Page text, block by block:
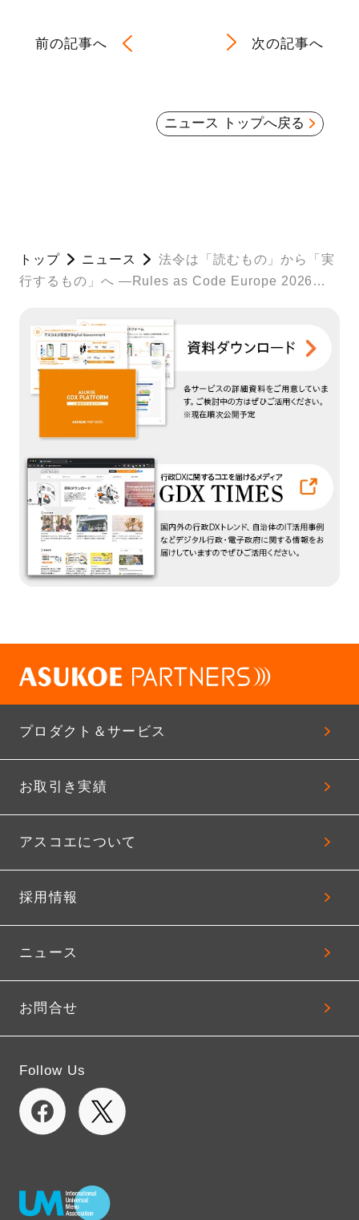
前の記事へ 次の記事へ
ニュース トップへ戻る
トップ ニュース
法令は「読むもの」から「実
行するもの」へ ―Rules as Code Europe 2026の
プロダクト＆サービス
お取引き実績
アスコエについて
採用情報
ニュース
お問合せ
Follow Us